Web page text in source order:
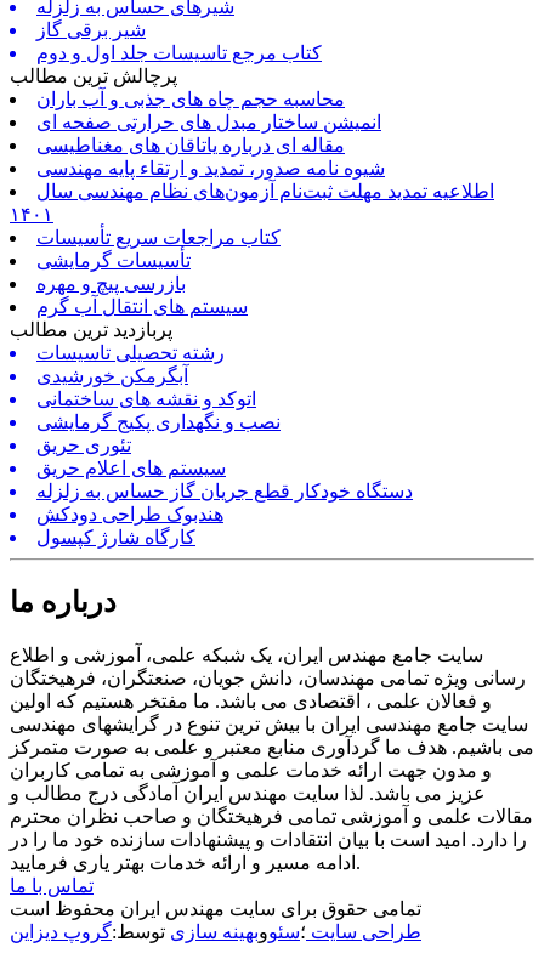
شیرهای حساس به زلزله
شیر برقی گاز
کتاب مرجع تاسیسات جلد اول و دوم
پرچالش ترین مطالب
محاسبه حجم چاه های جذبی و آب باران
انمیشن ساختار مبدل های حرارتی صفحه ای
مقاله ای درباره یاتاقان های مغناطیسی
شیوه نامه صدور، تمدید و ارتقاء پایه مهندسی
اطلاعیه تمدید مهلت ثبت‌نام آزمون‌های نظام مهندسی سال
۱۴۰۱
کتاب مراجعات سریع تأسیسات
تأسیسات گرمایشی
بازرسی پیچ و مهره
سیستم های انتقال آب گرم
پربازدید ترین مطالب
رشته تحصیلی تاسیسات
آبگرمکن خورشیدی
اتوکد و نقشه های ساختمانی
نصب و نگهداری پکیج گرمایشی
تئوری حریق
سیستم های اعلام حریق
دستگاه خودکار قطع جریان گاز حساس به زلزله
هندبوک طراحی دودکش
کارگاه شارژ کپسول
درباره ما
سایت جامع مهندس ایران، یک شبکه علمی، آموزشی و اطلاع
رسانی ویژه تمامی مهندسان، دانش جویان، صنعتگران، فرهیختگان
و فعالان علمی ، اقتصادی می باشد. ما مفتخر هستیم که اولین
سایت جامع مهندسی ایران با بیش ترین تنوع در گرایشهای مهندسی
می باشیم. هدف ما گردآوری منابع معتبر و علمی به صورت متمرکز
و مدون جهت ارائه خدمات علمی و آموزشی به تمامی کاربران
عزیز می باشد. لذا سایت مهندس ایران آمادگی درج مطالب و
مقالات علمی و آموزشی تمامی فرهیختگان و صاحب نظران محترم
را دارد. امید است با بیان انتقادات و پیشنهادات سازنده خود ما را در
ادامه مسیر و ارائه خدمات بهتر یاری فرمایید.
تماس با ما
تمامی حقوق برای سایت مهندس ایران محفوظ است
طراحی سایت ؛سئووبهینه سازی توسط:گروپ دیزاین